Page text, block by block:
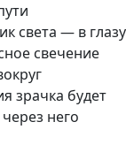
света — в глазу
свечение
зрачка будет
него